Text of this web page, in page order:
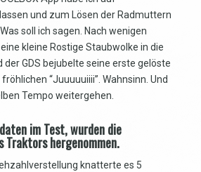
und zum Lösen der Radmuttern
soll ich sagen. Nach wenigen
kleine Rostige Staubwolke in die
GDS bejubelte seine erste gelöste
“Juuuuuiiii”. Wahnsinn. Und
Tempo weitergehen.
im Test, wurden die
Traktors hergenommen.
knatterte es 5